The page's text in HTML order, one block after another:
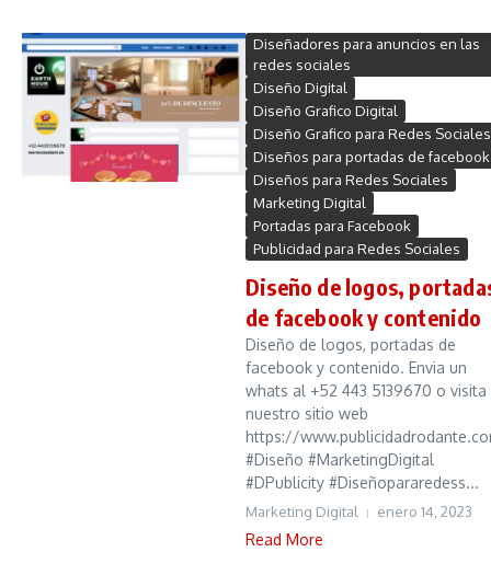
Diseñadores para anuncios en las
redes sociales
Diseño Digital
Diseño Grafico Digital
Diseño Grafico para Redes Sociales
Diseños para portadas de facebook
Diseños para Redes Sociales
Marketing Digital
Portadas para Facebook
Publicidad para Redes Sociales
Diseño de logos,
de facebook y contenido
Diseño de logos, portadas de
facebook y contenido. Envia un
whats al +52 443 5139670 o visita
nuestro sitio web
https://
#Diseño #MarketingDigital
#DPublicity #Diseñopararedess...
Marketing Digital enero 14, 2023
Read More